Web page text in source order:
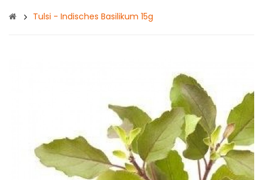
Tulsi - Indisches Basilikum 15g